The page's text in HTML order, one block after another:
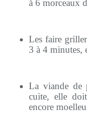
à 6 morceaux
Les faire
3 à 4 minutes,
La viande de
cuite, elle
encore